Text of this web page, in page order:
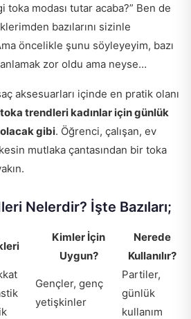
toka modası tutar acaba?” Ben de
bazılarını sizinle
öncelikle şunu söyleyeyim, bazı
zor oldu ama neyse…
aksesuarları içinde en pratik olanı
trendleri kadınlar için günlük
gibi. Öğrenci, çalışan, ev
mutlaka çantasından bir toka
Nelerdir? İşte Bazıları;
Kimler İçin
Uygun?
Nerede
Kullanılır?
Gençler, genç
yetişkinler
Partiler,
günlük
kullanım